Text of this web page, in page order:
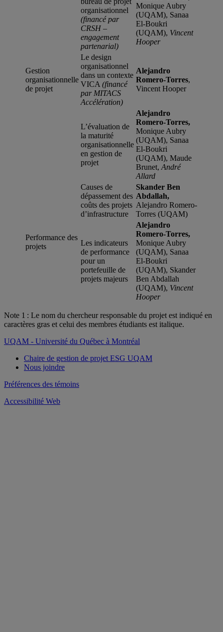
Gestion
organisationnelle
de projet
organisationnel
(financé par
CRSH –
engagement
partenarial)
Monique Aubry
(UQAM), Sanaa
El-Boukri
(UQAM), Vincent
Hooper
Le design
organisationnel
dans un contexte
VICA (financé
par MITACS
Accélération)
Alejandro
Romero-Torres,
Vincent Hooper
L’évaluation de
la maturité
organisationnelle
en gestion de
projet
Alejandro
Romero-Torres,
Monique Aubry
(UQAM), Sanaa
El-Boukri
(UQAM), Maude
Brunet, André
Allard
Performance des
projets
Causes de
dépassement des
coûts des projets
d’infrastructure
Skander Ben
Abdallah,
Alejandro Romero-
Torres (UQAM)
Les indicateurs
de performance
pour un
portefeuille de
projets majeurs
Alejandro
Romero-Torres,
Monique Aubry
(UQAM), Sanaa
El-Boukri
(UQAM), Skander
Ben Abdallah
(UQAM), Vincent
Hooper
Note 1 : Le nom du chercheur responsable du projet est indiqué en
caractères gras et celui des membres étudiants est italique.
UQAM - Université du Québec à Montréal
Chaire de gestion de projet ESG UQAM
Nous joindre
Préférences des témoins
Accessibilité Web